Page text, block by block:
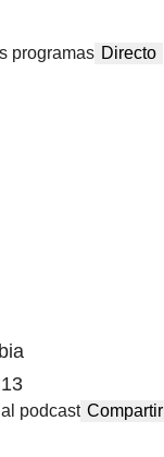
programas Directo
al podcast Compartir